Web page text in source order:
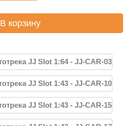
В корзину